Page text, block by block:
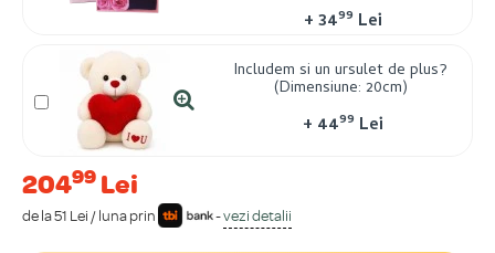
20499 Lei
de la 51 Lei / luna prin -vezi detalii
+3499 Lei
Includem si un ursulet de plus?
(Dimensiune: 20cm)
+ 4499 Lei